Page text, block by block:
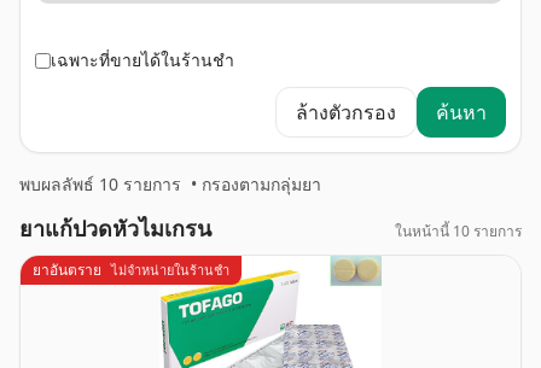
เฉพาะที่ขายได้ในร้านชำ
ล้างตัวกรอง ค้นหา
พบผลลัพธ์ 10 รายการ • กรองตามกลุ่มยา
ยาแก้ปวดหัวไมเกรน
ในหน้านี้ 10 รายการ
ยาอันตราย ไม่จำหน่ายในร้านชำ